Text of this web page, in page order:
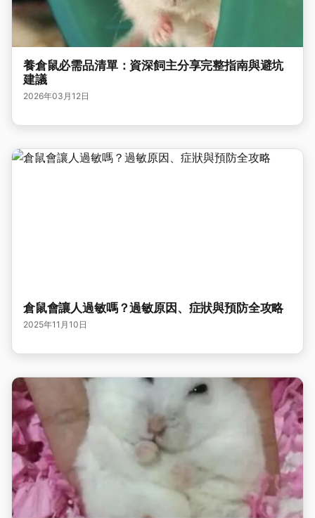
養倉鼠必需品清單：資深飼主分享完整指南與避坑
建議
2026年03月12日
倉鼠會讓人過敏嗎？過敏原因、症狀與預防全攻略
2025年11月10日